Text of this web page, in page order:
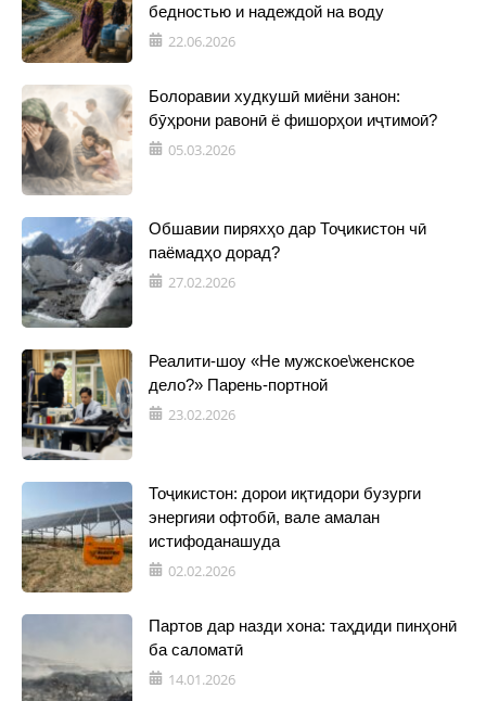
бедностью и надеждой на воду
22.06.2026
Болоравии худкушӣ миёни занон:
бӯҳрони равонӣ ё фишорҳои иҷтимоӣ?
05.03.2026
Обшавии пиряхҳо дар Тоҷикистон чӣ
паёмадҳо дорад?
27.02.2026
Реалити-шоу «Не мужское\женское
дело?» Парень-портной
23.02.2026
Тоҷикистон: дорои иқтидори бузурги
энергияи офтобӣ, вале амалан
истифоданашуда
02.02.2026
Партов дар назди хона: таҳдиди пинҳонӣ
ба саломатӣ
14.01.2026